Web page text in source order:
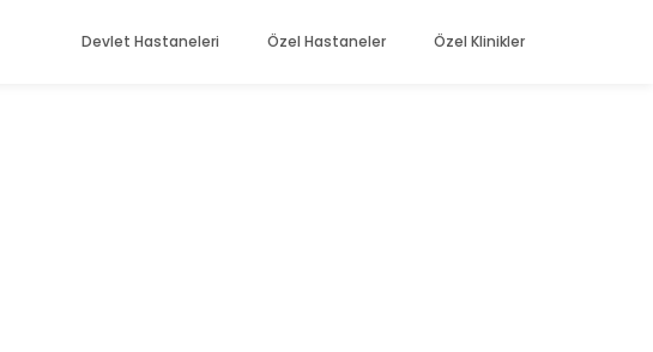
Devlet Hastaneleri Özel Hastaneler Özel Klinikler